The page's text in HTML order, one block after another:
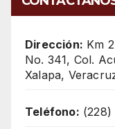
Dirección: Km
No. 341, Col.
Xalapa,
Teléfono: (228)